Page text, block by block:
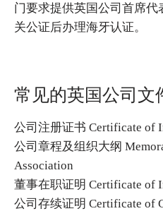
门要求提供英国公司首席
关公证后办理海牙认证。
常见的英国公司文
公司注册证书 Certificate of
公司章程及组织大纲
Association
董事在职证明 Certificate of
公司存续证明 Certificate of